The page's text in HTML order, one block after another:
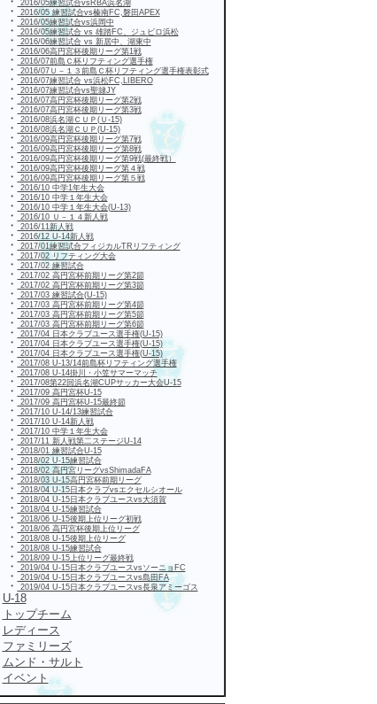
2016/05練習試合vsRBA浜名湖
・ 2016/05 練習試合vs榛南FC,磐田APEX
・ 2016/05練習試合vs浜岡中
・ 2016/05練習試合 vs 雄踏FC、ジュビロ浜松
・ 2016/06練習試合 vs 新居中、湖東中
・ 2016/06高円宮杯後期リーグ第1戦
・ 2016/07前島Ｃ杯リフティング選手権
・ 2016/07Ｕ－１３前島Ｃ杯リフティング選手権表彰式
・ 2016/07練習試合 vs浜松FC,LIBERO
・ 2016/07練習試合vs聖隷JY
・ 2016/07高円宮杯後期リーグ第2戦
・ 2016/07高円宮杯後期リーグ第3戦
・ 2016/08浜名湖ＣＵＰ(Ｕ-15)
・ 2016/08浜名湖ＣＵＰ(U-15)
・ 2016/09高円宮杯後期リーグ第7戦
・ 2016/09高円宮杯後期リーグ第8戦
・ 2016/09高円宮杯後期リーグ第9戦(最終戦）
・ 2016/09高円宮杯後期リーグ第４戦
・ 2016/09高円宮杯後期リーグ第５戦
・ 2016/10 中学1年生大会
・ 2016/10 中学１年生大会
・ 2016/10 中学１年生大会(U-13)
・ 2016/10 Ｕ－１４新人戦
・ 2016/11新人戦
・ 2016/12 U-14新人戦
・ 2017/01練習試合フィジカルTRリフティング
・ 2017/02 リフティング大会
・ 2017/02 練習試合
・ 2017/02 高円宮杯前期リーグ第2節
・ 2017/02 高円宮杯前期リーグ第3節
・ 2017/03 練習試合(U-15)
・ 2017/03 高円宮杯前期リーグ第4節
・ 2017/03 高円宮杯前期リーグ第5節
・ 2017/03 高円宮杯前期リーグ第6節
・ 2017/04 日本クラブユース選手権(U-15)
・ 2017/04 日本クラブユース選手権(U-15)
・ 2017/04 日本クラブユース選手権(U-15)
・ 2017/08 U-13/14前島杯リフティング選手権
・ 2017/08 U-14掛川・小笠サマーマッチ
・ 2017/08第22回浜名湖CUPサッカー大会U-15
・ 2017/09 高円宮杯U-15
・ 2017/09 高円宮杯U-15最終節
・ 2017/10 U-14/13練習試合
・ 2017/10 U-14新人戦
・ 2017/10 中学１年生大会
・ 2017/11 新人戦第二ステージU-14
・ 2018/01 練習試合U-15
・ 2018/02 U-15練習試合
・ 2018/02 高円宮リーグvsShimadaFA
・ 2018/03 U-15高円宮杯前期リーグ
・ 2018/04 U-15日本クラブvsエクセルシオール
・ 2018/04 U-15日本クラブユースvs大須賀
・ 2018/04 U-15練習試合
・ 2018/06 U-15後期上位リーグ初戦
・ 2018/06 高円宮杯後期上位リーグ
・ 2018/08 U-15後期上位リーグ
・ 2018/08 U-15練習試合
・ 2018/09 U-15上位リーグ最終戦
・ 2019/04 U-15日本クラブユースvsソーニョFC
・ 2019/04 U-15日本クラブユースvs島田FA
・ 2019/04 U-15日本クラブユースvs長泉アミーゴス
U-18
トップチーム
レディース
ファミリーズ
ムンド・サルト
イベント